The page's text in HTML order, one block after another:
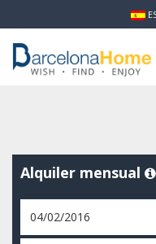
Alquiler mensual